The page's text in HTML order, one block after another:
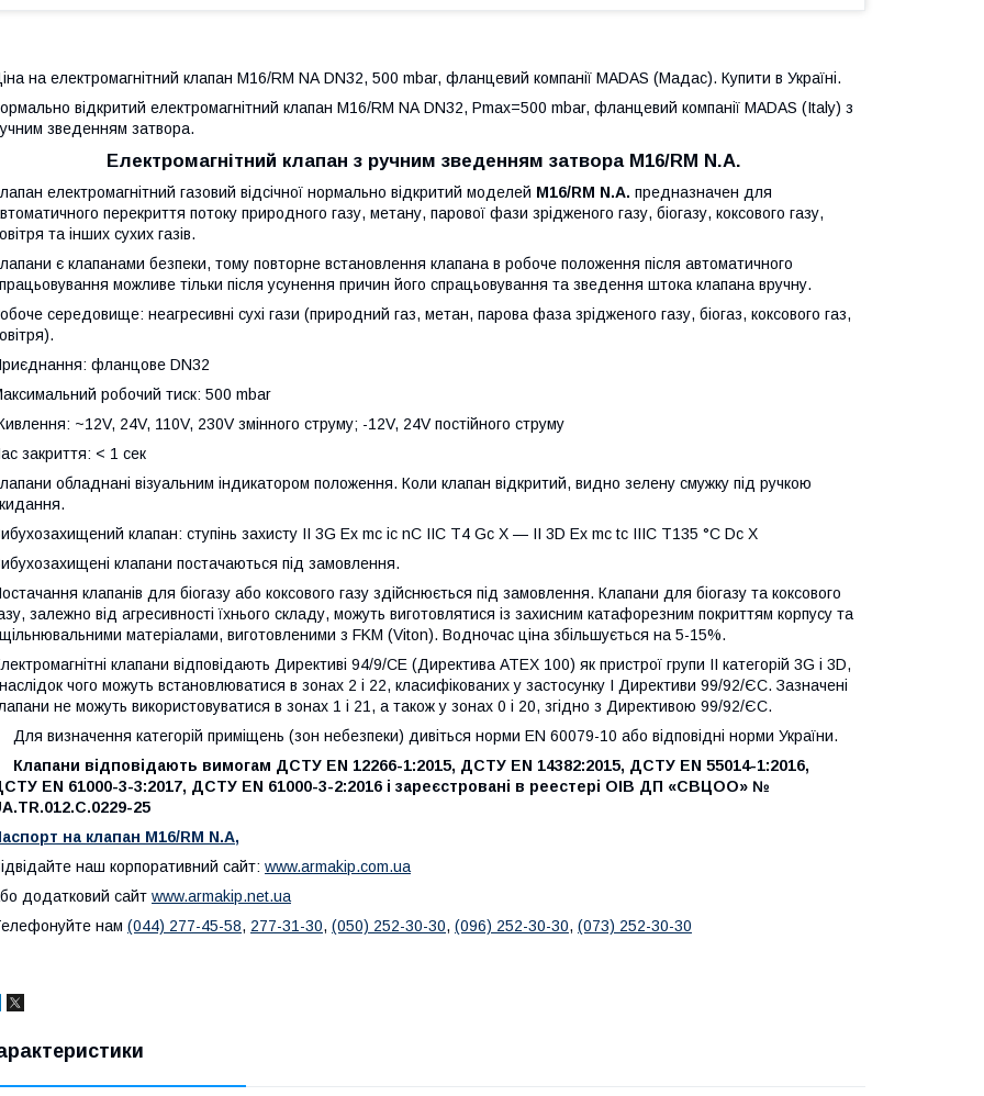
на електромагнітний клапан M16/RM NA DN32, 500 mbar, фланцевий компанії MADAS (Мадас). Купити в Україні.
відкритий електромагнітний клапан M16/RM NA DN32, Pmax=500 mbar, фланцевий компанії MADAS (Italy) з
зведенням затвора.
Електромагнітний клапан з ручним зведенням затвора M16/RM N.A.
електромагнітний газовий відсічної нормально відкритий моделей M16/RM N.A. предназначен для
перекриття потоку природного газу, метану, парової фази зрідженого газу, біогазу, коксового газу,
та інших сухих газів.
є клапанами безпеки, тому повторне встановлення клапана в робоче положення після автоматичного
можливе тільки після усунення причин його спрацьовування та зведення штока клапана вручну.
середовище: неагресивні сухі гази (природний газ, метан, парова фаза зрідженого газу, біогаз, коксового газ,
фланцове DN32
робочий тиск: 500 mbar
~12V, 24V, 110V, 230V змінного струму; -12V, 24V постійного струму
закриття: < 1 сек
обладнані візуальним індикатором положення. Коли клапан відкритий, видно зелену смужку під ручкою
клапан: ступінь захисту II 3G Ex mc ic nC IIC T4 Gc X — II 3D Ex mc tc IIIC T135 °C Dc X
клапани постачаються під замовлення.
клапанів для біогазу або коксового газу здійснюється під замовлення. Клапани для біогазу та коксового
залежно від агресивності їхнього складу, можуть виготовлятися із захисним катафорезним покриттям корпусу та
матеріалами, виготовленими з FKM (Viton). Водночас ціна збільшується на 5-15%.
клапани відповідають Директиві 94/9/СЕ (Директива АТЕХ 100) як пристрої групи II категорій 3G і 3D,
чого можуть встановлюватися в зонах 2 і 22, класифікованих у застосунку I Директиви 99/92/ЄС. Зазначені
не можуть використовуватися в зонах 1 і 21, а також у зонах 0 і 20, згідно з Директивою 99/92/ЄС.
Для визначення категорій приміщень (зон небезпеки) дивіться норми EN 60079-10 або відповідні норми України.
Клапани відповідають вимогам ДСТУ EN 12266-1:2015, ДСТУ EN 14382:2015, ДСТУ EN 55014-1:2016,
EN 61000-3-3:2017, ДСТУ EN 61000-3-2:2016 і зареєстровані в реестері ОІВ ДП «СВЦОО» №
25
на клапан M16/RM N.A,
наш корпоративний сайт: www.armakip.com.ua
додатковий сайт www.armakip.net.ua
нам (044) 277-45-58, 277-31-30, (050) 252-30-30, (096) 252-30-30, (073) 252-30-30